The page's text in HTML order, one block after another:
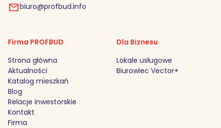
biuro@profbud.info
Firma PROFBUD
Strona główna
Aktualności
Katalog mieszkań
Blog
Relacje inwestorskie
Kontakt
Firma
Dla Biznesu
Lokale usługowe
Biurowiec Vector+